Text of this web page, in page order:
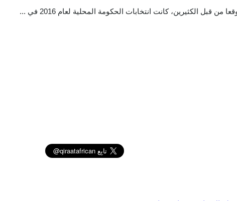
الكثيرين، كانت انتخابات الحكومة المحلية لعام 2016 في ...